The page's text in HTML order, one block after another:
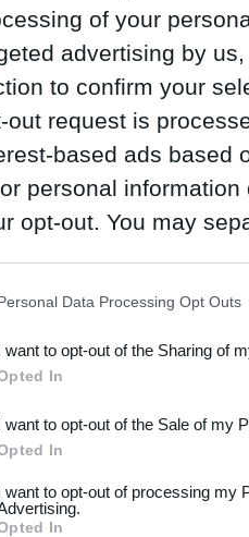
of your
advertising by
to confirm your
out request is
based ads based
personal
opt-out. You may
Participants
parties.
Data Processing Opt Outs
want to opt-out of the Sharing of
In
want to opt-out of the Sale of my
In
want to opt-out of processing my
In
abuse de
expresión